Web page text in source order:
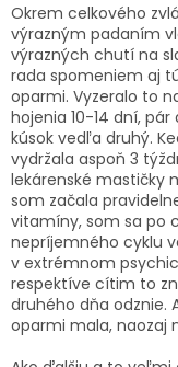
Okrem celkového
výrazným padaním
výrazných chutí na
rada spomeniem aj
oparmi. Vyzeralo to
hojenia 10-14 dní,
kúsok vedľa druhý.
vydržala aspoň 3
lekárenské mastičky
som začala
vitamíny, som sa po
nepríjemného cyklu
v extrémnom
respektíve cítim to
druhého dňa odznie.
oparmi mala, naozaj